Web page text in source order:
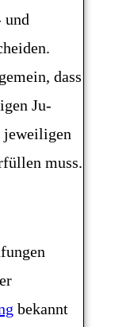
und
dass
Ju-
jeweiligen
muss.
bekannt